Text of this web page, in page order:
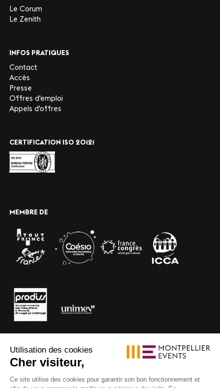
Le Corum
Le Zenith
INFOS PRATIQUES
Contact
Accès
Presse
Offres d'emploi
Appels d'offres
CERTIFICATION ISO 20121
MEMBRE DE
© 2024 Montpellier Events, tous droits réservés
Utilisation des cookies
Cher visiteur,
Ce site utilise des cookies pour garantir son bon fonctionnement et